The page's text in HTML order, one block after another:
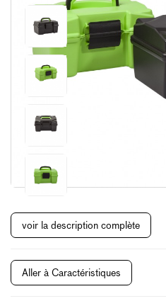
voir la description complète
Aller à Caractéristiques